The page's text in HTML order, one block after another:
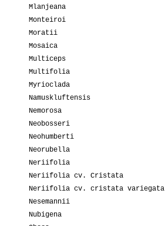
Mlanjeana
Monteiroi
Moratii
Mosaica
Multiceps
Multifolia
Myrioclada
Namuskluftensis
Nemorosa
Neobosseri
Neohumberti
Neorubella
Neriifolia
Neriifolia cv. Cristata
Neriifolia cv. cristata variegata
Nesemannii
Nubigena